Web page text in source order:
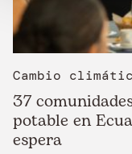
Cambio
37
potable en
espera